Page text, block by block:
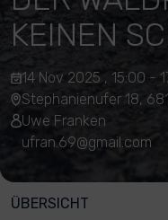
KEINEN
14 Nov 2025 , 15:00 -
Stephanienufer 18,
Uwe Franken
ufran.69@gmail.com
ÜBERSICHT